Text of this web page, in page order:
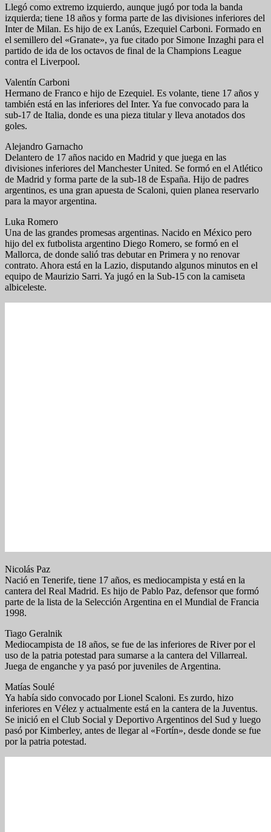
Llegó como extremo izquierdo, aunque jugó por toda la banda
izquierda; tiene 18 años y forma parte de las divisiones inferiores del
Inter de Milan. Es hijo de ex Lanús, Ezequiel Carboni. Formado en
el semillero del «Granate», ya fue citado por Simone Inzaghi para el
partido de ida de los octavos de final de la Champions League
contra el Liverpool.
Valentín Carboni
Hermano de Franco e hijo de Ezequiel. Es volante, tiene 17 años y
también está en las inferiores del Inter. Ya fue convocado para la
sub-17 de Italia, donde es una pieza titular y lleva anotados dos
goles.
Alejandro Garnacho
Delantero de 17 años nacido en Madrid y que juega en las
divisiones inferiores del Manchester United. Se formó en el Atlético
de Madrid y forma parte de la sub-18 de España. Hijo de padres
argentinos, es una gran apuesta de Scaloni, quien planea reservarlo
para la mayor argentina.
Luka Romero
Una de las grandes promesas argentinas. Nacido en México pero
hijo del ex futbolista argentino Diego Romero, se formó en el
Mallorca, de donde salió tras debutar en Primera y no renovar
contrato. Ahora está en la Lazio, disputando algunos minutos en el
equipo de Maurizio Sarri. Ya jugó en la Sub-15 con la camiseta
albiceleste.
Nicolás Paz
Nació en Tenerife, tiene 17 años, es mediocampista y está en la
cantera del Real Madrid. Es hijo de Pablo Paz, defensor que formó
parte de la lista de la Selección Argentina en el Mundial de Francia
1998.
Tiago Geralnik
Mediocampista de 18 años, se fue de las inferiores de River por el
uso de la patria potestad para sumarse a la cantera del Villarreal.
Juega de enganche y ya pasó por juveniles de Argentina.
Matías Soulé
Ya había sido convocado por Lionel Scaloni. Es zurdo, hizo
inferiores en Vélez y actualmente está en la cantera de la Juventus.
Se inició en el Club Social y Deportivo Argentinos del Sud y luego
pasó por Kimberley, antes de llegar al «Fortín», desde donde se fue
por la patria potestad.